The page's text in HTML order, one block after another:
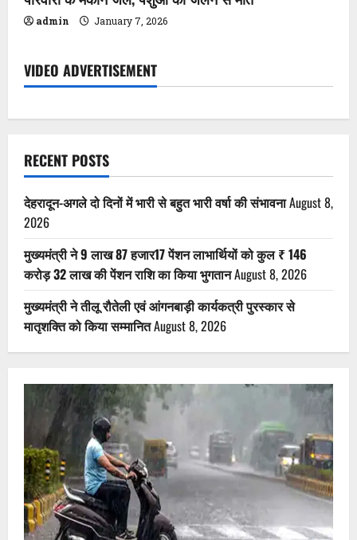
admin January 7, 2026
VIDEO ADVERTISEMENT
RECENT POSTS
देहरादून-अगले दो दिनों में भारी से बहुत भारी वर्षा की संभावनाAugust 8,
2026
मुख्यमंत्री ने 9 लाख 87 हजार17 पेंशन लाभार्थियों को कुल ₹ 146
करोड़ 32 लाख की पेंशन राशि का किया भुगतानAugust 8, 2026
मुख्यमंत्री ने तीलू रौतेली एवं आंगनबाड़ी कार्यकत्री पुरस्कार से
मातृशक्ति को किया सम्मानितAugust 8, 2026